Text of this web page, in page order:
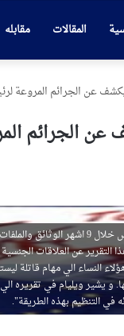
المقالات مقابله
عن الجرائم المروعة
الجرائم
أن «ويليام» و هو احد مسؤولي
عن العلاقات
النساء الي مهام قاتلة
يشير ويليام في تقريره
في التنظيم بهذه الطريقة".